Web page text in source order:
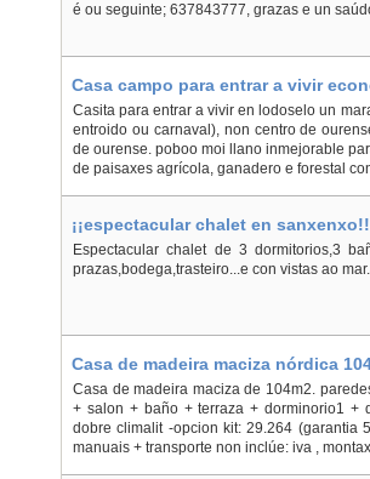
é ou seguinte; 637843777, grazas e un
Casa campo para entrar a vivir
Casita para entrar a vivir en lodoselo un
entroido ou carnaval), non centro de
de ourense. poboo moi llano inmejorable
de paisaxes agrícola, ganadero e forestal
¡¡espectacular chalet en
Espectacular chalet de 3 dormitorios,3
prazas,bodega,trasteiro...e con vistas ao
Casa de madeira maciza nórdica
Casa de madeira maciza de 104m2.
+ salon + baño + terraza + dorminorio1 +
dobre climalit -opcion kit: 29.264 (garantia
manuais + transporte non inclúe: iva ,